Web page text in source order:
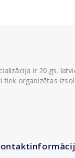
ir 20.gs.
tiek organizētas